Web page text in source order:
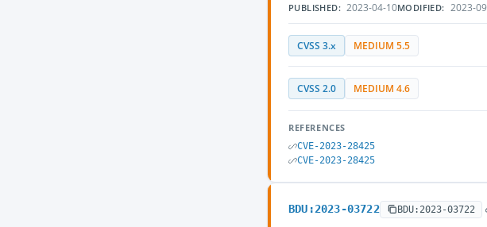
PUBLISHED: 2023-04-10MODIFIED: 2023-
CVSS 3.x MEDIUM 5.5
CVSS 2.0 MEDIUM 4.6
REFERENCES
CVE-2023-28425
CVE-2023-28425
BDU:2023-03722 BDU:2023-03722